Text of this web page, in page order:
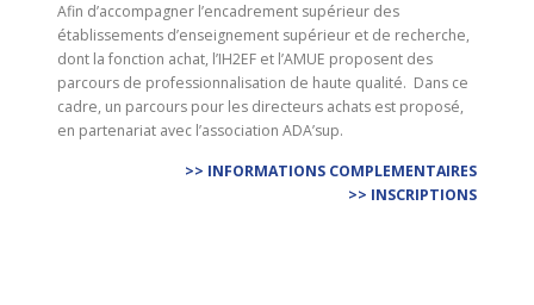
Afin d’accompagner l’encadrement supérieur des
établissements d’enseignement supérieur et de recherche,
dont la fonction achat, l’IH2EF et l’AMUE proposent des
parcours de professionnalisation de haute qualité. Dans ce
cadre, un parcours pour les directeurs achats est proposé,
en partenariat avec l’association ADA’sup.
>> INFORMATIONS COMPLEMENTAIRES
>> INSCRIPTIONS